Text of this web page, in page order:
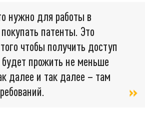
нужно для работы в
патенты. Это
чтобы получить доступ
прожить не меньше
далее и так далее – там